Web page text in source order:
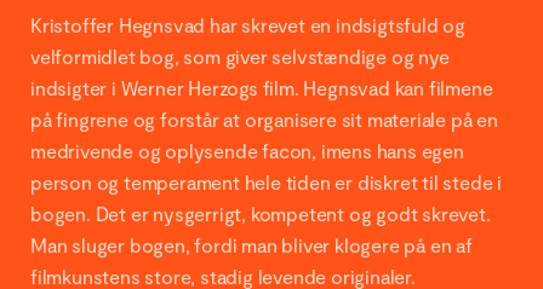
Kristoffer Hegnsvad har skrevet en indsigtsfuld og
velformidlet bog, som giver selvstændige og nye
indsigter i Werner Herzogs film. Hegnsvad kan filmene
på fingrene og forstår at organisere sit materiale på en
medrivende og oplysende facon, imens hans egen
person og temperament hele tiden er diskret til stede i
bogen. Det er nysgerrigt, kompetent og godt skrevet.
Man sluger bogen, fordi man bliver klogere på en af
filmkunstens store, stadig levende originaler.